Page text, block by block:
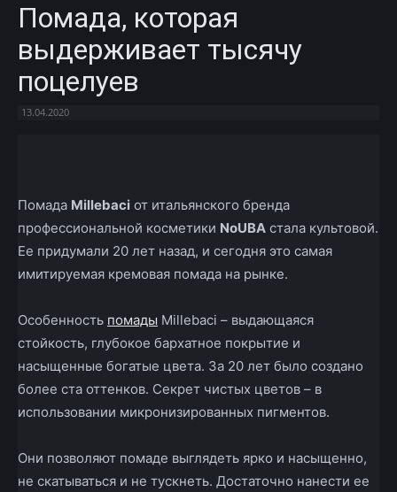
Помада, которая
выдерживает тысячу
поцелуев
13.04.2020
Помада Millebaci от итальянского бренда
профессиональной косметики NoUBA стала культовой.
Ее придумали 20 лет назад, и сегодня это самая
имитируемая кремовая помада на рынке.
Особенность помады Millebaci – выдающаяся
стойкость, глубокое бархатное покрытие и
насыщенные богатые цвета. За 20 лет было создано
более ста оттенков. Секрет чистых цветов – в
использовании микронизированных пигментов.
Они позволяют помаде выглядеть ярко и насыщенно,
не скатываться и не тускнеть. Достаточно нанести ее